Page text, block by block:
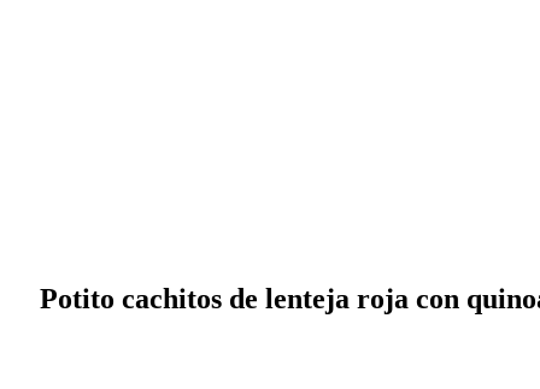
Potito cachitos de lenteja roja con